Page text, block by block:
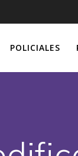
POLICIALES